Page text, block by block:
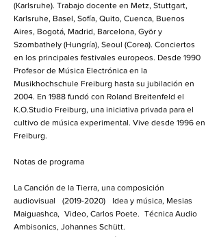
(Karlsruhe). Trabajo docente en Metz, Stuttgart,
Karlsruhe, Basel, Sofía, Quito, Cuenca, Buenos
Aires, Bogotá, Madrid, Barcelona, Györ y
Szombathely (Hungría), Seoul (Corea). Conciertos
en los principales festivales europeos. Desde 1990
Profesor de Música Electrónica en la
Musikhochschule Freiburg hasta su jubilación en
2004. En 1988 fundó con Roland Breitenfeld el
K.O.Studio Freiburg, una iniciativa privada para el
cultivo de música experimental. Vive desde 1996 en
Freiburg.
Notas de programa
La Canción de la Tierra, una composición
audiovisual (2019-2020) Idea y música, Mesias
Maiguashca, Video, Carlos Poete. Técnica Audio
Ambisonics, Johannes Schütt.